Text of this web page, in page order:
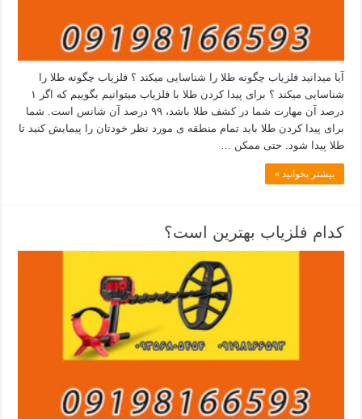
آیا میدانید فلزیاب چگونه طلا را شناسایی میکند ؟ فلزیاب چگونه طلا را
شناسایی میکند ؟ برای پیدا کردن طلا با فلزیاب میتوانیم بگوییم که اگر ۱
درصد آن مهارت شما در کشف طلا باشد، ۹۹ درصد آن شانس است. شما
برای پیدا کردن طلا باید تمام منطقه ی مورد نظر خودتان را پیمایش کنید تا
طلا پیدا شود. حتی ممکن …
بیشتر بخوانید »
کدام فلزیاب بهترین است؟